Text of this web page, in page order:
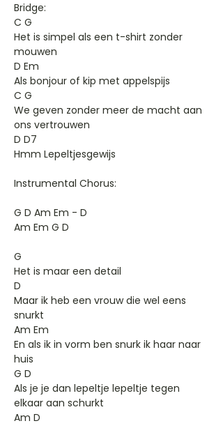
Bridge:
C G
Het is simpel als een t-shirt zonder
mouwen
D Em
Als bonjour of kip met appelspijs
C G
We geven zonder meer de macht aan
ons vertrouwen
D D7
Hmm Lepeltjesgewijs
Instrumental Chorus:
G D Am Em - D
Am Em G D
G
Het is maar een detail
D
Maar ik heb een vrouw die wel eens
snurkt
Am Em
En als ik in vorm ben snurk ik haar naar
huis
G D
Als je je dan lepeltje lepeltje tegen
elkaar aan schurkt
Am D